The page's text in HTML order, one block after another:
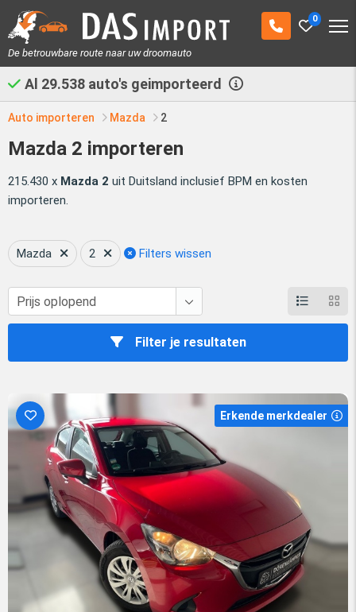
0
De betrouwbare route naar uw droomauto
Al 29.538 auto's geimporteerd
Auto importeren Mazda 2
Mazda 2 importeren
215.430 x Mazda 2 uit Duitsland inclusief BPM en kosten
importeren.
Mazda 2 Filters wissen
Filter je resultaten
Erkende merkdealer